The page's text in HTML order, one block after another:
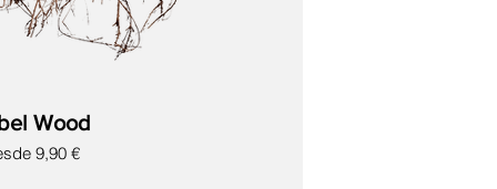
Wood
9,90 €
de oferta